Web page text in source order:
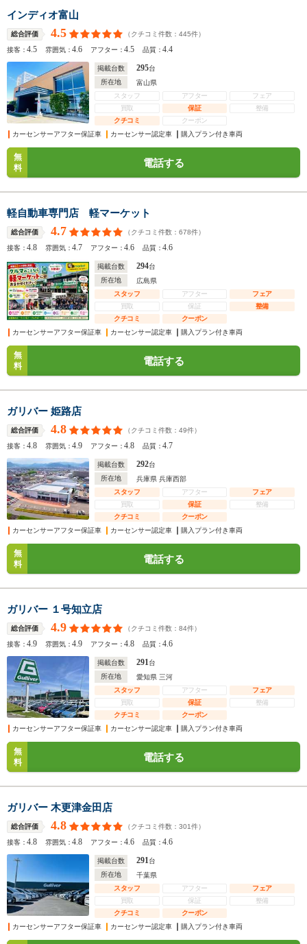
インディオ富山
総合評価 4.5 （クチコミ件数： 445件）
接客：4.5 雰囲気：4.6 アフター：4.5 品質：4.4
掲載台数 295台
所在地
富山県
スタッフ
アフター
フェア
買取
保証
整備
クチコミ
クーポン
カーセンサーアフター保証車
カーセンサー認定車 購入プラン付き車両
無
料
電話する
軽自動車専門店 軽マーケット
総合評価 4.7 （クチコミ件数： 678件）
接客：4.8 雰囲気：4.7 アフター：4.6 品質：4.6
掲載台数 294台
所在地
広島県
スタッフ
アフター
フェア
買取
保証
整備
クチコミ
クーポン
カーセンサーアフター保証車
カーセンサー認定車 購入プラン付き車両
無
料
電話する
ガリバー 姫路店
総合評価 4.8 （クチコミ件数： 49件）
接客：4.8 雰囲気：4.9 アフター：4.8 品質：4.7
掲載台数 292台
所在地
兵庫県 兵庫西部
スタッフ
アフター
フェア
買取
保証
整備
クチコミ
クーポン
カーセンサーアフター保証車
カーセンサー認定車 購入プラン付き車両
無
料
電話する
ガリバー １号知立店
総合評価 4.9 （クチコミ件数： 84件）
接客：4.9 雰囲気：4.9 アフター：4.8 品質：4.6
掲載台数 291台
所在地
愛知県 三河
スタッフ
アフター
フェア
買取
保証
整備
クチコミ
クーポン
カーセンサーアフター保証車
カーセンサー認定車 購入プラン付き車両
無
料
電話する
ガリバー 木更津金田店
総合評価 4.8 （クチコミ件数： 301件）
接客：4.8 雰囲気：4.8 アフター：4.6 品質：4.6
掲載台数 291台
所在地
千葉県
スタッフ
アフター
フェア
買取
保証
整備
クチコミ
クーポン
カーセンサーアフター保証車
カーセンサー認定車 購入プラン付き車両